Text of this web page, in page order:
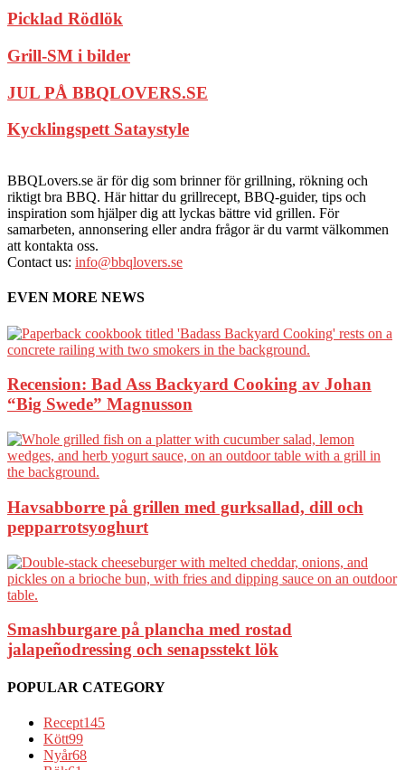
Picklad Rödlök
Grill-SM i bilder
JUL PÅ BBQLOVERS.SE
Kycklingspett Sataystyle
BBQLovers.se är för dig som brinner för grillning, rökning och
riktigt bra BBQ. Här hittar du grillrecept, BBQ-guider, tips och
inspiration som hjälper dig att lyckas bättre vid grillen. För
samarbeten, annonsering eller andra frågor är du varmt välkommen
att kontakta oss.
Contact us: info@bbqlovers.se
EVEN MORE NEWS
Recension: Bad Ass Backyard Cooking av Johan
“Big Swede” Magnusson
Havsabborre på grillen med gurksallad, dill och
pepparrotsyoghurt
Smashburgare på plancha med rostad
jalapeñodressing och senapsstekt lök
POPULAR CATEGORY
Recept145
Kött99
Nyår68